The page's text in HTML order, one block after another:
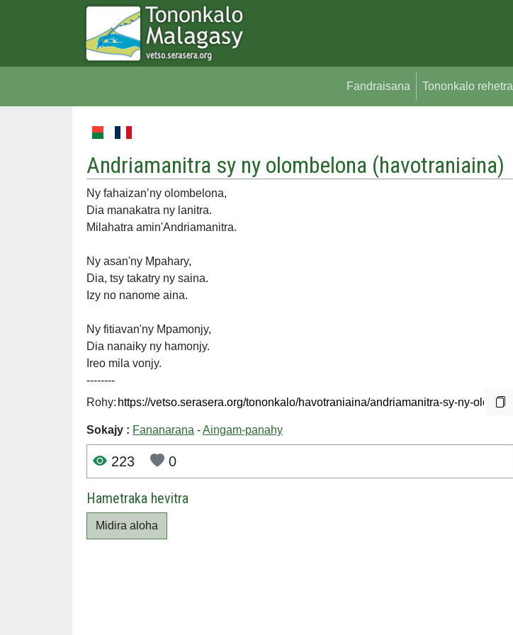
Fandraisana Tononkalo rehetra
Andriamanitra sy ny olombelona (havotraniaina)
Ny fahaizan’ny olombelona,
Dia manakatra ny lanitra.
Milahatra amin'Andriamanitra.
Ny asan'ny Mpahary,
Dia, tsy takatry ny saina.
Izy no nanome aina.
Ny fitiavan'ny Mpamonjy,
Dia nanaiky ny hamonjy.
Ireo mila vonjy.
--------
Rohy:
Sokajy : Fananarana -Aingam-panahy
223 0
Hametraka hevitra
Midira aloha